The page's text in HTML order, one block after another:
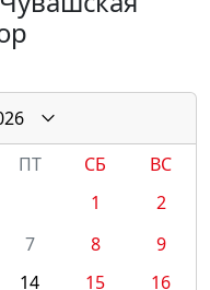
ПТ СБ
ВС
1
2
7 8
9
14 15
16